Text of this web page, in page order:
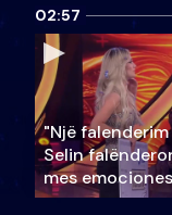
02:57
"Një
Selin
mes